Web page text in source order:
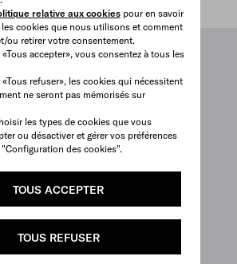
relative aux cookiespour en savoir
cookies que nous utilisons et comment
ou retirer votre consentement.
accepter», vous consentez à tous les
refuser», les cookies qui nécessitent
ne seront pas mémorisés sur
les types de cookies que vous
ou désactiver et gérer vos préférences
des cookies".
TOUS ACCEPTER
TOUS REFUSER